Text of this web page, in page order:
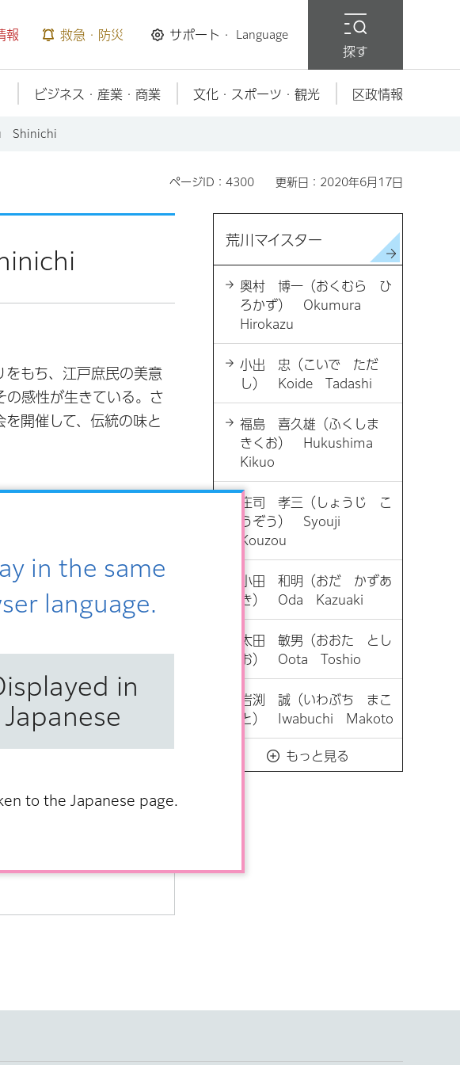
in the same
language.
in
Japanese
to the Japanese page.
報 救急・防災 サポート・ Language
探す
ビジネス・産業・商業 文化・スポーツ・観光 区政情報
Shinichi
ページID：4300 更新日：2020年6月17日
もち、江戸庶民の美意
の感性が生きている。さ
開催して、伝統の味と
荒川マイスター
奥村 博一（おくむら ひ
ろかず） Okumura
Hirokazu
小出 忠（こいで ただ
し） Koide Tadashi
福島 喜久雄（ふくしま
きくお） Hukushima
Kikuo
庄司 孝三（しょうじ こ
うぞう） Syouji
Kouzou
小田 和明（おだ かずあ
き） Oda Kazuaki
太田 敏男（おおた とし
お） Oota Toshio
岩渕 誠（いわぶち まこ
と） Iwabuchi Makoto
もっと見る